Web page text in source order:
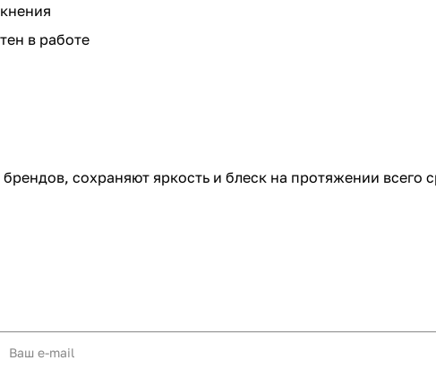
в работе
сохраняют яркость и блеск на протяжении всего